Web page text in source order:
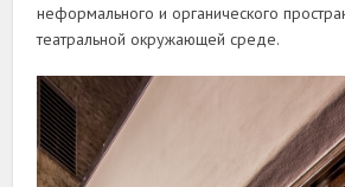
неформального и органического
театральной окружающей среде.